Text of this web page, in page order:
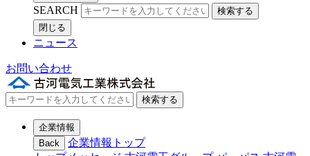
SEARCH
検索する
閉じる
ニュース
お問い合わせ
検索する
企業情報
Back
企業情報トップ